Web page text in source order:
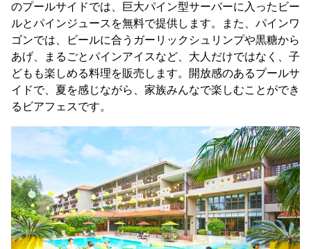
のプールサイドでは、巨大パイン型サーバーに入ったビー
ルとパインジュースを無料で提供します。また、パインワ
ゴンでは、ビールに合うガーリックシュリンプや黒糖から
あげ、まるごとパインアイスなど、大人だけではなく、子
どもも楽しめる料理を販売します。開放感のあるプールサ
イドで、夏を感じながら、家族みんなで楽しむことができ
るビアフェスです。